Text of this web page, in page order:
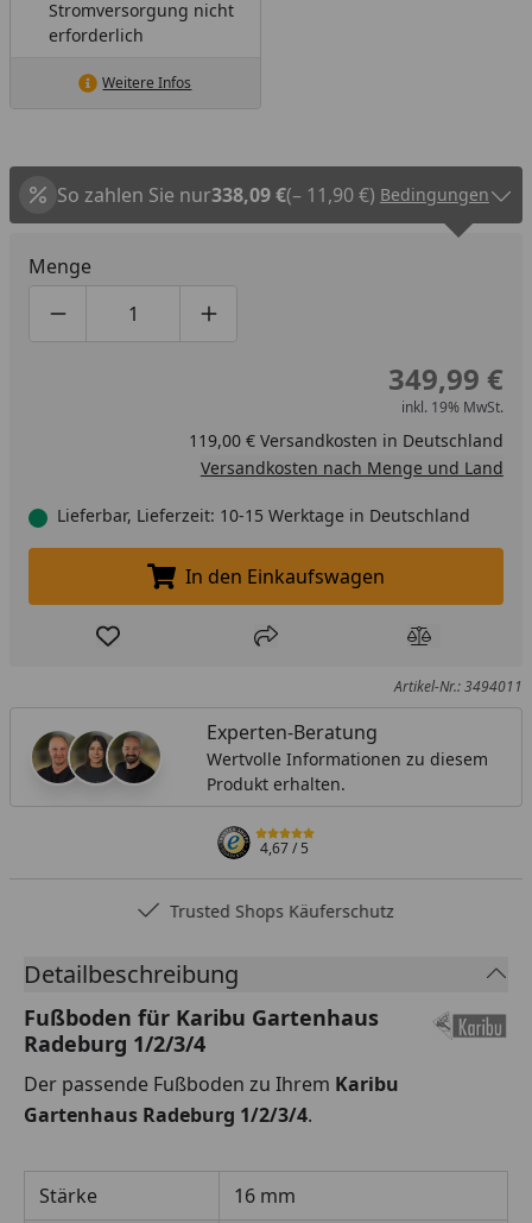
Stromversorgung nicht
erforderlich
Weitere Infos
So zahlen Sie nur338,09 €(– 11,90 €) Bedingungen
Menge
Produktmenge um eins verringern
Produktmenge manuell eingeben
Produktmenge um eins erhöhen
349,99 €
inkl. 19% MwSt.
119,00 € Versandkosten in Deutschland
Versandkosten nach Menge und Land
Lieferbar, Lieferzeit: 10-15 Werktage in Deutschland
In den Einkaufswagen legen
In den Einkaufswagen
Produkt zur Wunschliste hinzufügen
Teilen Produkt
Artikel-Nr.: 3494011
Experten-Beratung
Wertvolle Informationen zu diesem
Produkt erhalten.
4,67/ 5
Trusted Shops Käuferschutz
Detailbeschreibung
Fußboden für Karibu Gartenhaus
Radeburg 1/2/3/4
Der passende Fußboden zu Ihrem Karibu
Gartenhaus Radeburg 1/2/3/4.
Stärke 16 mm